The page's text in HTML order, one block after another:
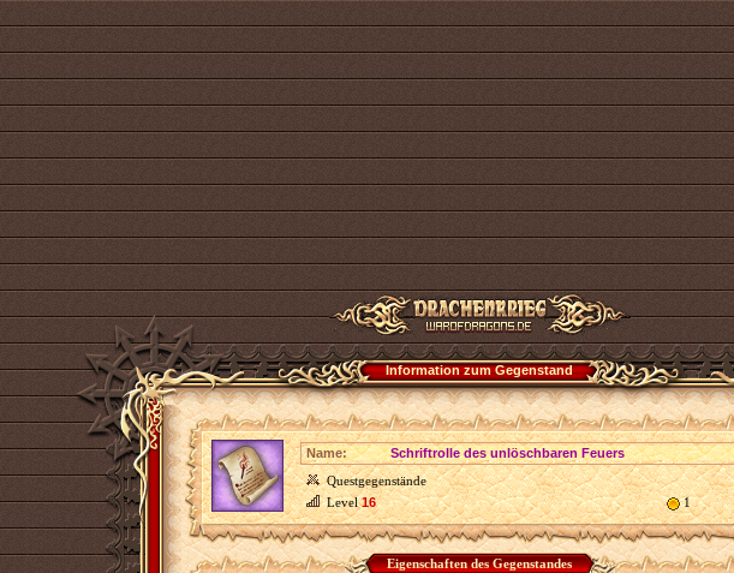
Information zum Gegenstand
Name:
Schriftrolle des unlöschbaren Feuers
Questgegenstände
Level16 1
Eigenschaften des Gegenstandes